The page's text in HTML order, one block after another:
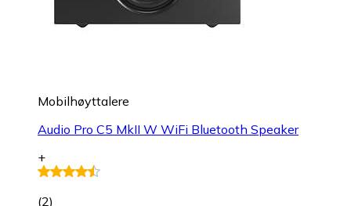
Mobilhøyttalere
Audio Pro C5 MkII W WiFi Bluetooth Speaker
+
(2)